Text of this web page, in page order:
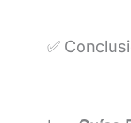
✅